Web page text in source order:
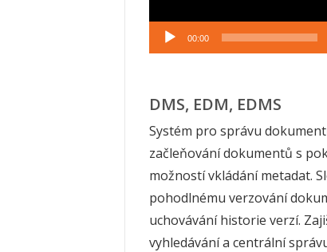
00:00
DMS, EDM, EDMS
Systém pro správu
začleňování dokumentů s
možností vkládání metadat.
pohodlnému verzování
uchovávání historie verzí.
vyhledávání a centrální